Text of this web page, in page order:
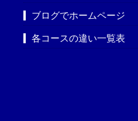
ブログでホームページ
各コースの違い一覧表